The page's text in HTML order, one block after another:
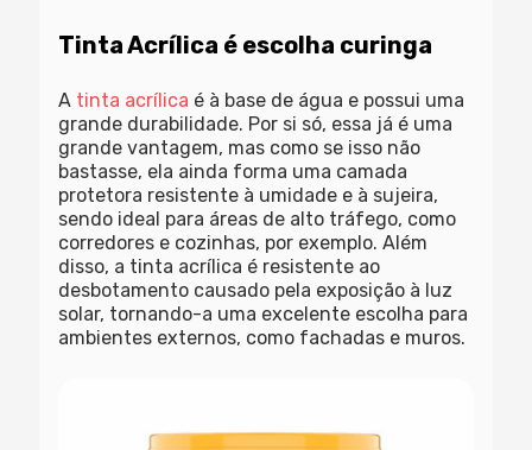
Tinta Acrílica é escolha curinga
A tinta acrílica é à base de água e possui uma
grande durabilidade. Por si só, essa já é uma
grande vantagem, mas como se isso não
bastasse, ela ainda forma uma camada
protetora resistente à umidade e à sujeira,
sendo ideal para áreas de alto tráfego, como
corredores e cozinhas, por exemplo. Além
disso, a tinta acrílica é resistente ao
desbotamento causado pela exposição à luz
solar, tornando-a uma excelente escolha para
ambientes externos, como fachadas e muros.